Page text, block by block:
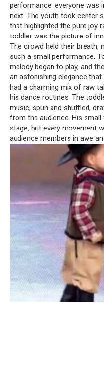
performance, everyone was
next. The youth took center
that highlighted the pure joy
toddler was the picture of
The crowd held their breath,
such a small performance.
melody began to play, and
an astonishing elegance that
had a charming mix of raw
his dance routines. The
music, spun and shuffled,
from the audience. His small
stage, but every movement
audience members in awe